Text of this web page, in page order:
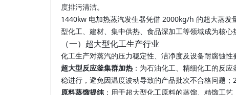
度排污清洁。
1440kw 电加热蒸汽发生器凭借 2000kg/h 的超大蒸发
型化工、建材、集中供热、食品深加工等领域成为核心
（一）超大型化工生产行业
化工生产对蒸汽的压力稳定性、洁净度及设备耐腐蚀
超大型反应釜集群加热 ：为石油化工、精细化工的反
稳进行，避免因温度波动导致的产品批次不合格问题
原料蒸馏提纯 ：用于超大型化工原料的蒸馏、精馏工